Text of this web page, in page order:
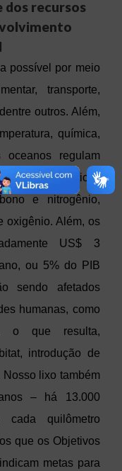
dos recursos
possível por meio
transporte,
outros. Além,
química,
regulam
mais críticos
e nitrogênio,
oxigênio. Além, os
US$ 3
ou 5% do PIB
sendo afetados
humanas, como
o que resulta,
introdução de
lixo também
– há 13.000
quilômetro
que os Objetivos
metas para